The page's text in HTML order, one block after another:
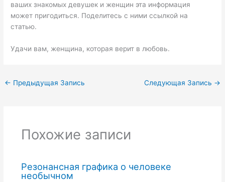
ваших знакомых девушек и женщин эта информация
может пригодиться. Поделитесь с ними ссылкой на
статью.
Удачи вам, женщина, которая верит в любовь.
← Предыдущая Запись Следующая Запись →
Похожие записи
Резонансная графика о человеке
необычном